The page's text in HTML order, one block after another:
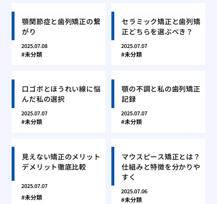
顎関節症と歯列矯正の繋
がり
2025.07.08
未分類
セラミック矯正と歯列矯
正どちらを選ぶべき？
2025.07.07
未分類
口ゴボとほうれい線に悩
んだ私の選択
2025.07.07
未分類
顎の不調と私の歯列矯正
記録
2025.07.07
未分類
見えない矯正のメリット
デメリット徹底比較
2025.07.07
未分類
マウスピース矯正とは？
仕組みと特徴を分かりや
すく
2025.07.06
未分類